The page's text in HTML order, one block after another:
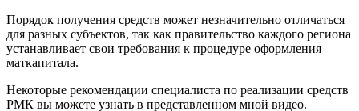
Порядок получения средств может незначительно отличаться
для разных субъектов, так как правительство каждого региона
устанавливает свои требования к процедуре оформления
маткапитала.
Некоторые рекомендации специалиста по реализации средств
РМК вы можете узнать в представленном мной видео.